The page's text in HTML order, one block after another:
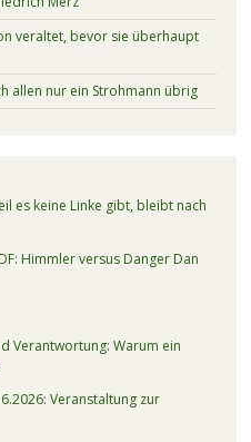
veraltet, bevor sie überhaupt
allen nur ein Strohmann übrig
es keine Linke gibt, bleibt nach
Himmler versus Danger Dan
Verantwortung: Warum ein
Veranstaltung zur